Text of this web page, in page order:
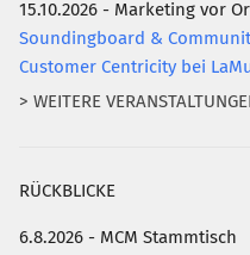
15.10.2026 - Marketing vor
Soundingboard &
Customer Centricity bei
> WEITERE
RÜCKBLICKE
6.8.2026 - MCM Stammtisch